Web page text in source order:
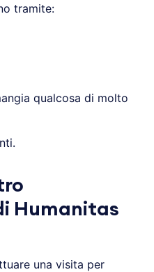
tramite:
qualcosa di molto
Humanitas
una visita per